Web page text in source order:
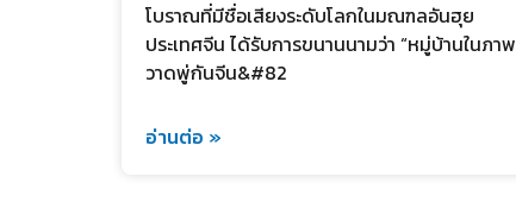
โบราณที่มีชื่อเสียงระดับโลกในมณฑลอันฮุย
ประเทศจีน ได้รับการขนานนามว่า “หมู่บ้านในภาพ
วาดพู่กันจีน&#82
อ่านต่อ »